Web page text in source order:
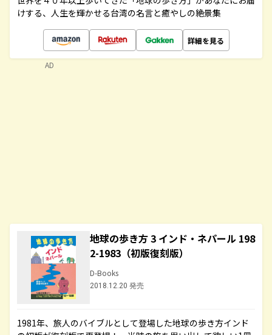
けする、人生を輝かせる台湾の名言と癒やしの絶景集
詳細を見る
地球の歩き方 3 インド・ネパール 198
2-1983（初版復刻版）
D-Books
2018.12.20 発売
1981年、旅人のバイブルとして登場した地球の歩き方インド
AD